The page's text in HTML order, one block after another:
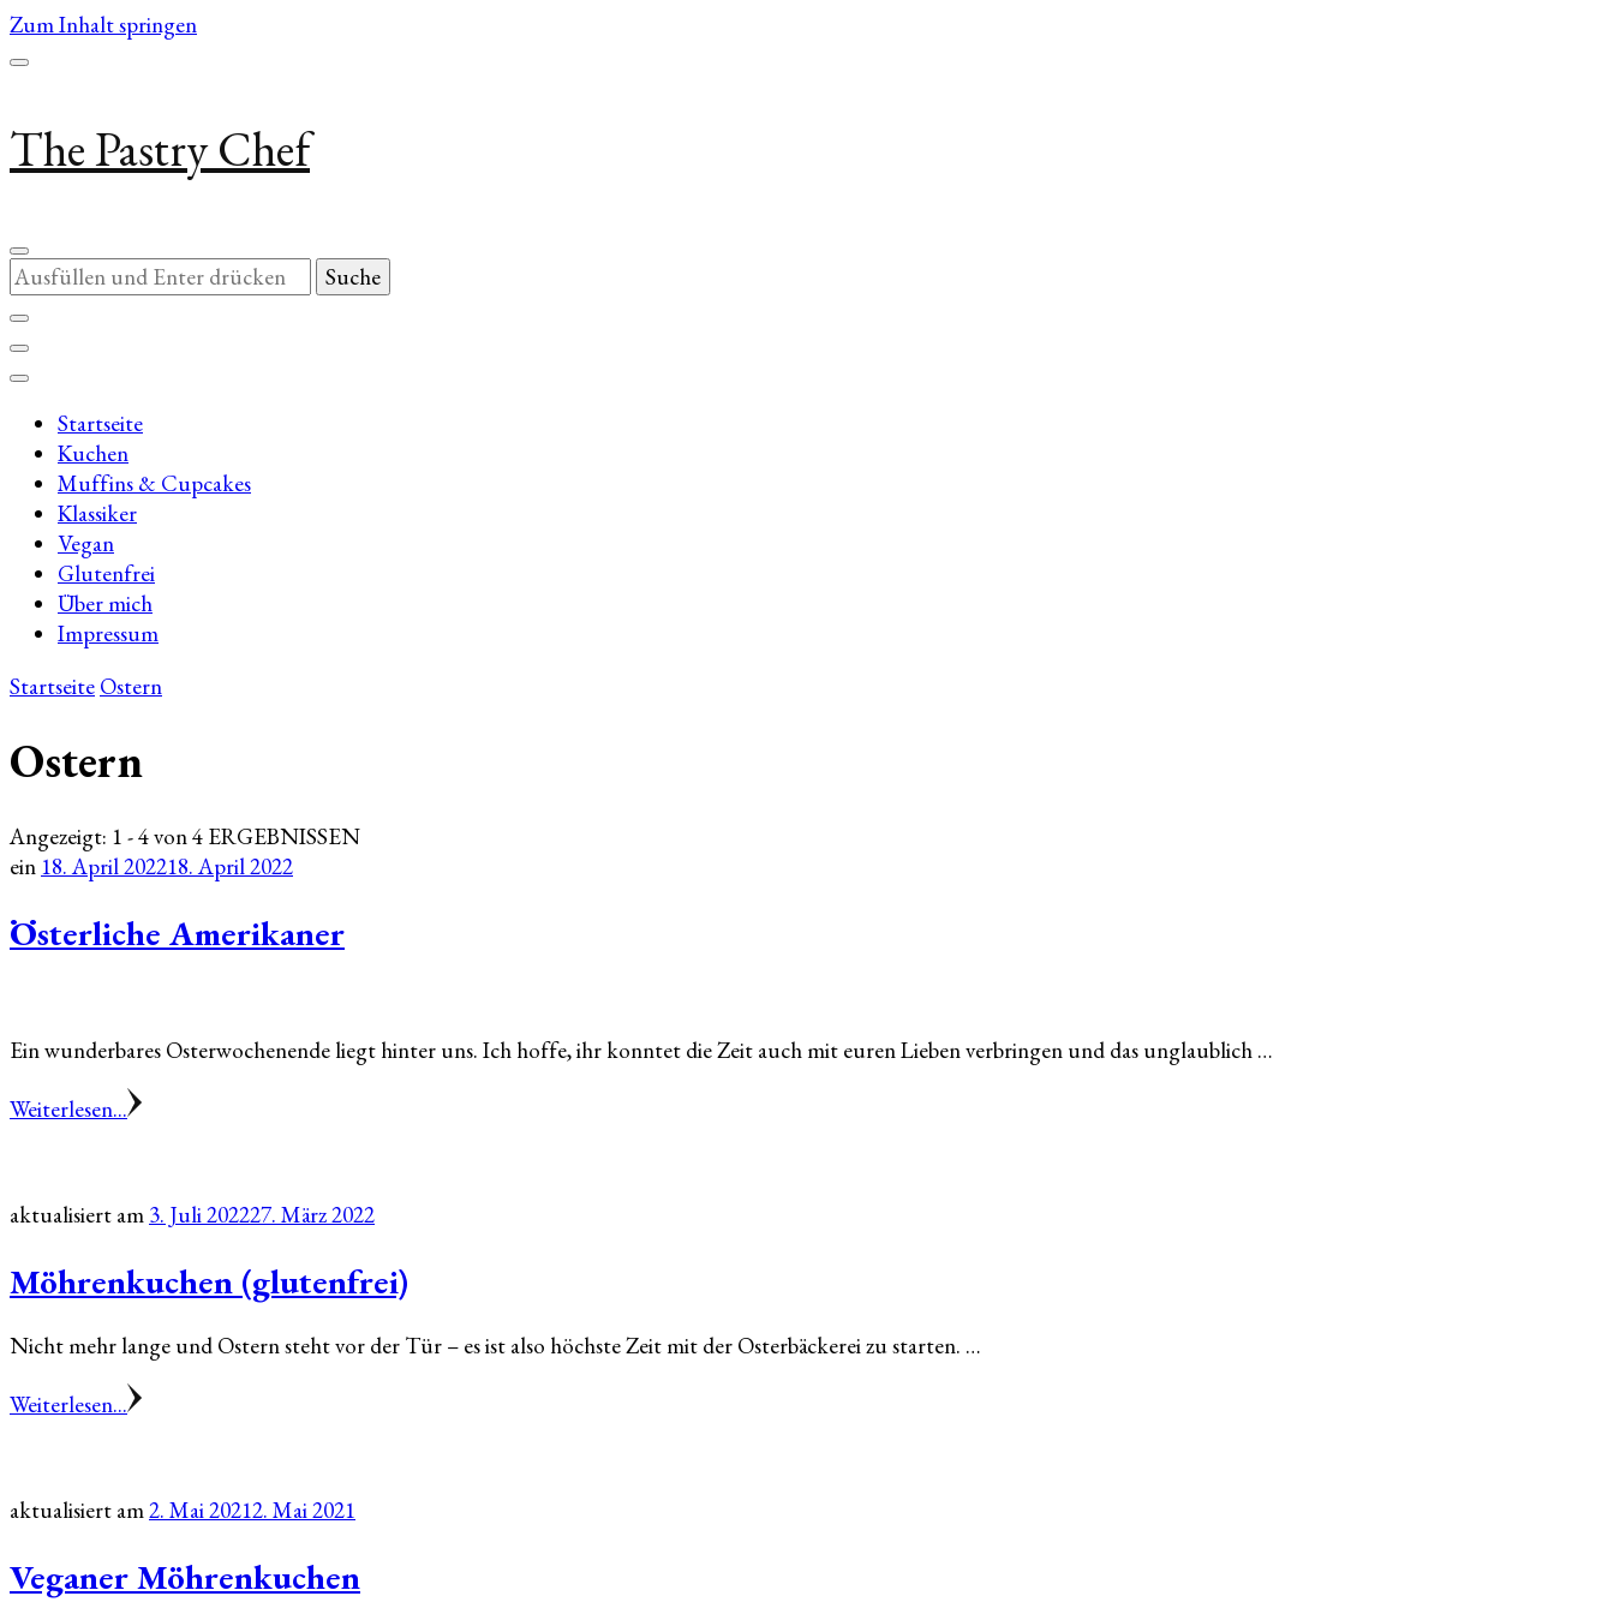
Zum Inhalt springen
The Pastry Chef
Suchst
du
nach
etwas?
Startseite
Kuchen
Muffins & Cupcakes
Klassiker
Vegan
Glutenfrei
Über mich
Impressum
Startseite Ostern
Ostern
Angezeigt: 1 - 4 von 4 ERGEBNISSEN
ein 18. April 202218. April 2022
Österliche Amerikaner
Ein wunderbares Osterwochenende liegt hinter uns. Ich hoffe, ihr konntet die Zeit auch mit euren Lieben verbringen und das unglaublich …
Weiterlesen...
aktualisiert am 3. Juli 202227. März 2022
Möhrenkuchen (glutenfrei)
Nicht mehr lange und Ostern steht vor der Tür – es ist also höchste Zeit mit der Osterbäckerei zu starten. …
Weiterlesen...
aktualisiert am2. Mai 20212. Mai 2021
Veganer Möhrenkuchen